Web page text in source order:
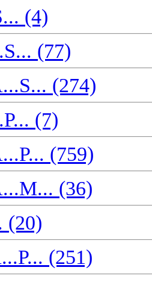
(4)
(77)
(274)
(7)
(759)
(36)
(20)
(251)